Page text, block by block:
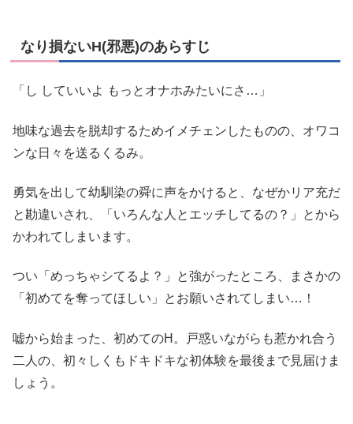
なり損ないH(邪悪)のあらすじ
「し していいよ もっとオナホみたいにさ…」
地味な過去を脱却するためイメチェンしたものの、オワコ
ンな日々を送るくるみ。
勇気を出して幼馴染の舜に声をかけると、なぜかリア充だ
と勘違いされ、「いろんな人とエッチしてるの？」とから
かわれてしまいます。
つい「めっちゃシてるよ？」と強がったところ、まさかの
「初めてを奪ってほしい」とお願いされてしまい…！
嘘から始まった、初めてのH。戸惑いながらも惹かれ合う
二人の、初々しくもドキドキな初体験を最後まで見届けま
しょう。